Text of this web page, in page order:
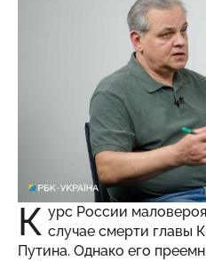
К урс России
случае смерти главы
Путина. Однако его